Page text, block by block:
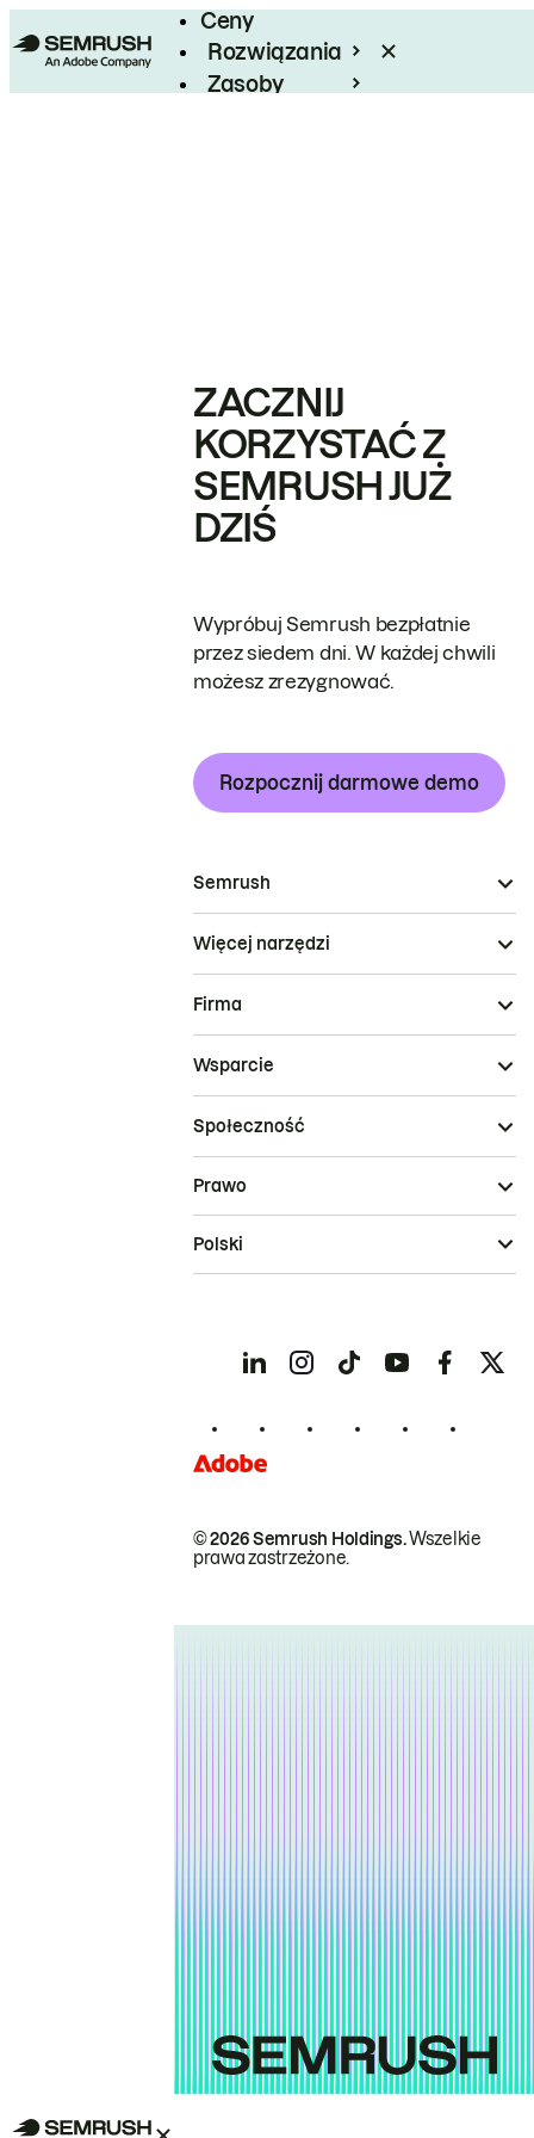
Ceny
Rozwiązania
Zasoby
ZACZNIJ
KORZYSTAĆ Z
SEMRUSH JUŻ
DZIŚ
Wypróbuj Semrush bezpłatnie
przez siedem dni. W każdej chwili
możesz zrezygnować.
Rozpocznij darmowe demo
Semrush
Więcej narzędzi
Firma
Wsparcie
Społeczność
© 2026 Semrush Holdings.Wszelkie
prawa zastrzeżone.
Prawo
Polski